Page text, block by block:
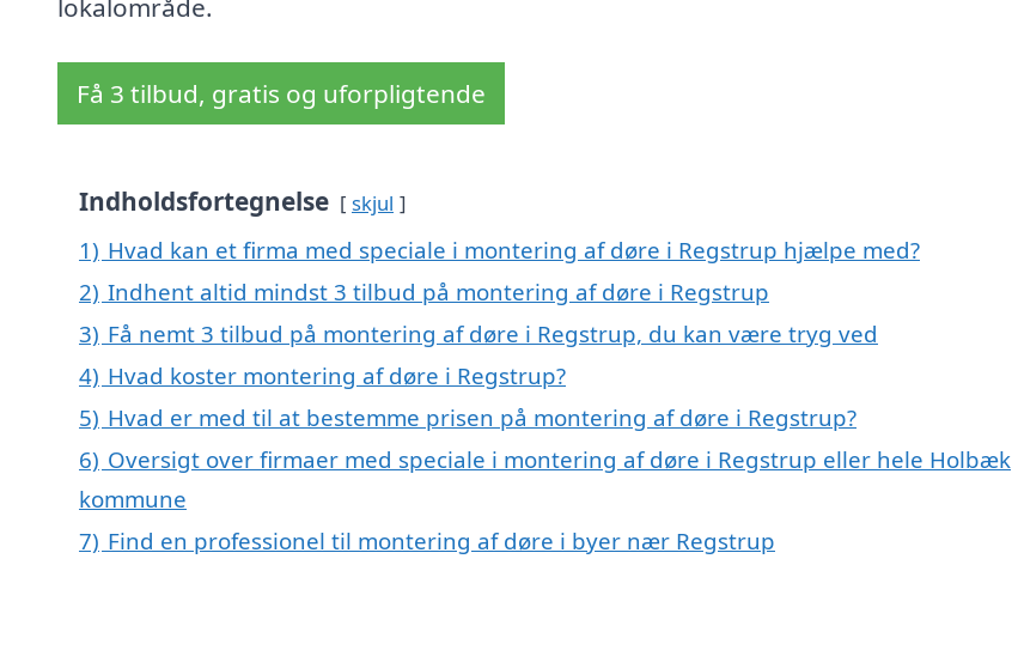
lokalområde.
Få 3 tilbud, gratis og uforpligtende
Indholdsfortegnelse skjul
1) Hvad kan et firma med speciale i montering af døre i Regstrup hjælpe med?
2) Indhent altid mindst 3 tilbud på montering af døre i Regstrup
3) Få nemt 3 tilbud på montering af døre i Regstrup, du kan være tryg ved
4) Hvad koster montering af døre i Regstrup?
5) Hvad er med til at bestemme prisen på montering af døre i Regstrup?
6) Oversigt over firmaer med speciale i montering af døre i Regstrup eller hele Holbæk
kommune
7) Find en professionel til montering af døre i byer nær Regstrup